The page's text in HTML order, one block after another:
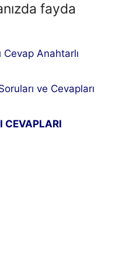
fayda
Cevap Anahtarlı
ve Cevapları
CEVAPLARI